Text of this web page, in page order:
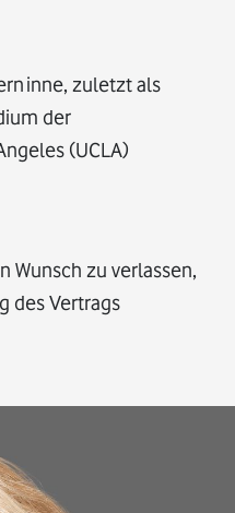
inne, zuletzt als
der
(UCLA)
Wunsch zu verlassen,
des Vertrags